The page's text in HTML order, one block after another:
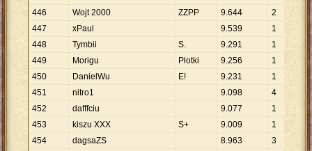
446
Wojt 2000 ZZPP 9.644 2
.
447
xPaul 9.539 1 9.
448
Tymbii S. 9.291 1
.
449
Morigu Płotki 9.256 1 9
450
DanielWu E! 9.231 1 9.
451
nitro1 9.098 4
.
452
dafffciu 9.077 1 9 .
453
kiszu XXX S+ 9.009 1 9.
454
dagsaZS 8.963 3